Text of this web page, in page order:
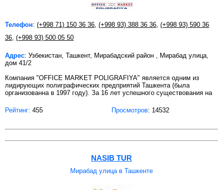
Телефон: (+998 71) 150 36 36 (+998 93) 388 36 36 (+998 93) 590 36
36 (+998 93) 500 05 50
Адрес: Узбекистан, Ташкент, Мирабадский район , Мирабад улица,
дом 41/2
Компания "OFFICE MARKET POLIGRAFIYA" является одним из
лидирующих полиграфических предприятий Ташкента (была
организованна в 1997 году). За 16 лет успешного существования на
Рейтинг: 455 Просмотров: 14532
NASIB TUR
Мирабад улица в Ташкенте